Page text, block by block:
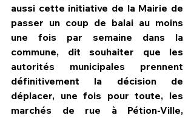
aussi cette initiative de la Mairie de
passer un coup de balai au moins
une fois par semaine dans la
commune, dit souhaiter que les
autorités municipales prennent
définitivement la décision de
déplacer, une fois pour toute, les
marchés de rue à Pétion-Ville,